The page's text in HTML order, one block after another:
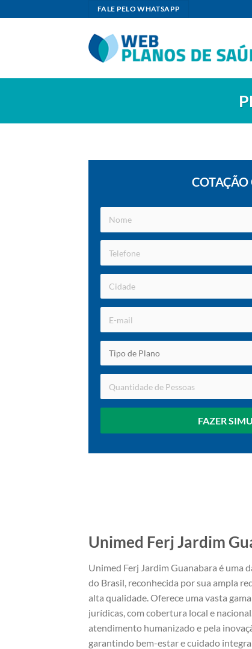
FALE PELO WHATSAPP
COTAÇÃO
FAZER
Unimed Ferj Jardim
Unimed Ferj Jardim Guanabara é uma
do Brasil, reconhecida por sua ampla
alta qualidade. Oferece uma vasta
jurídicas, com cobertura local e
atendimento humanizado e pela
garantindo bem-estar e cuidado